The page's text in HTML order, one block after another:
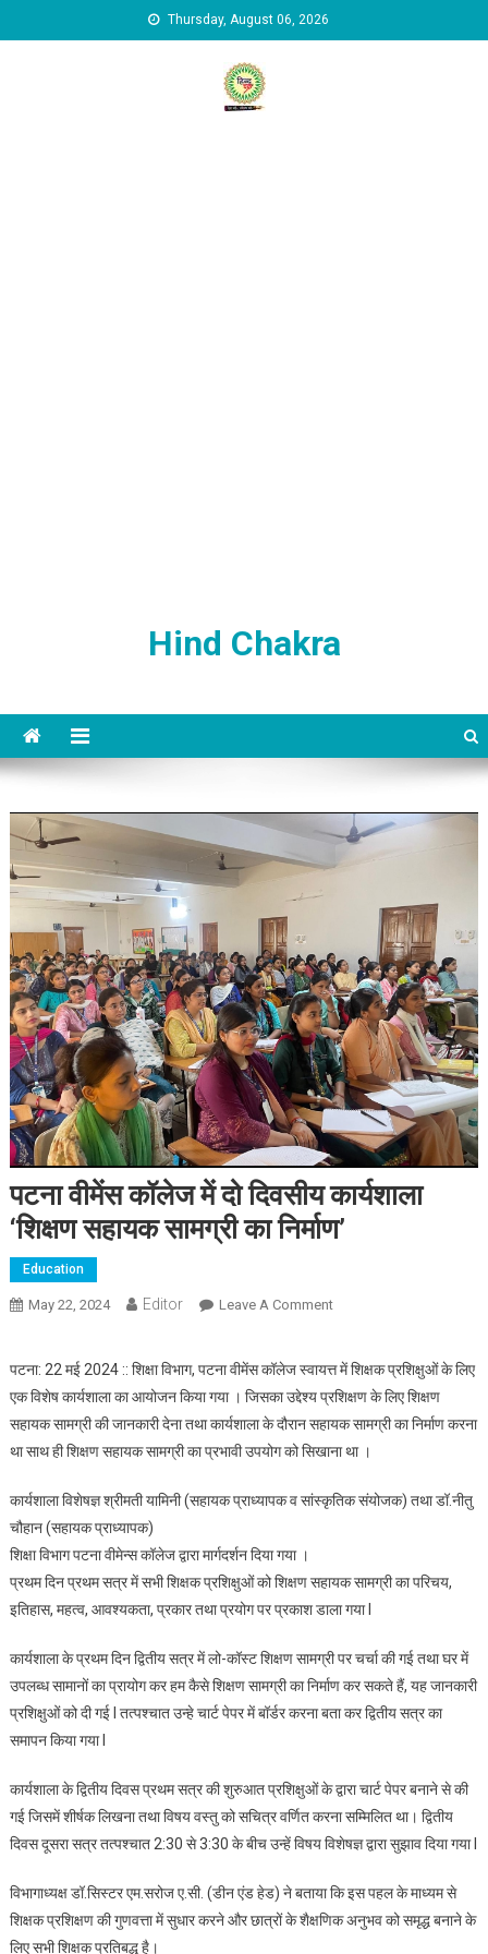
Thursday, August 06, 2026
Hind Chakra
पटना वीमेंस कॉलेज में दो दिवसीय कार्यशाला
‘शिक्षण सहायक सामग्री का निर्माण’
Education
May 22, 2024 Editor Leave A CommentOn पटना वीमेंस कॉलेज में दो
पटना: 22 मई 2024 :: शिक्षा विभाग, पटना वीमेंस कॉलेज स्वायत्त में शिक्षक प्रशिक्षुओं के लिए
एक विशेष कार्यशाला का आयोजन किया गया । जिसका उद्देश्य प्रशिक्षण के लिए शिक्षण
सहायक सामग्री की जानकारी देना तथा कार्यशाला के दौरान सहायक सामग्री का निर्माण करना
था साथ ही शिक्षण सहायक सामग्री का प्रभावी उपयोग को सिखाना था ।
कार्यशाला विशेषज्ञ श्रीमती यामिनी (सहायक प्राध्यापक व सांस्कृतिक संयोजक) तथा डॉ.नीतु
चौहान (सहायक प्राध्यापक)
शिक्षा विभाग पटना वीमेन्स कॉलेज द्वारा मार्गदर्शन दिया गया ।
प्रथम दिन प्रथम सत्र में सभी शिक्षक प्रशिक्षुओं को शिक्षण सहायक सामग्री का परिचय,
इतिहास, महत्व, आवश्यकता, प्रकार तथा प्रयोग पर प्रकाश डाला गया l
कार्यशाला के प्रथम दिन द्वितीय सत्र में लो-कॉस्ट शिक्षण सामग्री पर चर्चा की गई तथा घर में
उपलब्ध सामानों का प्रायोग कर हम कैसे शिक्षण सामग्री का निर्माण कर सकते हैं, यह जानकारी
प्रशिक्षुओं को दी गई l तत्पश्चात उन्हे चार्ट पेपर में बॉर्डर करना बता कर द्वितीय सत्र का
समापन किया गया l
कार्यशाला के द्वितीय दिवस प्रथम सत्र की शुरुआत प्रशिक्षुओं के द्वारा चार्ट पेपर बनाने से की
गई जिसमें शीर्षक लिखना तथा विषय वस्तु को सचित्र वर्णित करना सम्मिलित था। द्वितीय
दिवस दूसरा सत्र तत्पश्चात 2:30 से 3:30 के बीच उन्हें विषय विशेषज्ञ द्वारा सुझाव दिया गया l
विभागाध्यक्ष डॉ.सिस्टर एम.सरोज ए.सी. (डीन एंड हेड) ने बताया कि इस पहल के माध्यम से
शिक्षक प्रशिक्षण की गुणवत्ता में सुधार करने और छात्रों के शैक्षणिक अनुभव को समृद्ध बनाने के
लिए सभी शिक्षक प्रतिबद्ध है।